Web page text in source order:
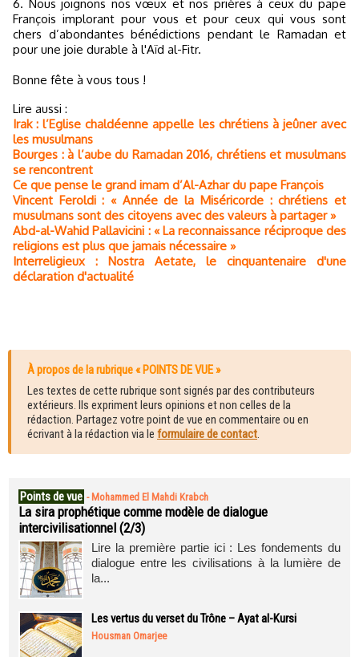
6. Nous joignons nos vœux et nos prières à ceux du pape
François implorant pour vous et pour ceux qui vous sont
chers d’abondantes bénédictions pendant le Ramadan et
pour une joie durable à l'Aïd al-Fitr.
Bonne fête à vous tous !
Lire aussi :
Irak : l’Eglise chaldéenne appelle les chrétiens à jeûner avec
les musulmans
Bourges : à l’aube du Ramadan 2016, chrétiens et musulmans
se rencontrent
Ce que pense le grand imam d’Al-Azhar du pape François
Vincent Feroldi : « Année de la Miséricorde : chrétiens et
musulmans sont des citoyens avec des valeurs à partager »
Abd-al-Wahid Pallavicini : « La reconnaissance réciproque des
religions est plus que jamais nécessaire »
Interreligieux : Nostra Aetate, le cinquantenaire d'une
déclaration d'actualité
À propos de la rubrique « POINTS DE VUE »
Les textes de cette rubrique sont signés par des contributeurs
extérieurs. Ils expriment leurs opinions et non celles de la
rédaction. Partagez votre point de vue en commentaire ou en
écrivant à la rédaction via le formulaire de contact.
Points de vue - Mohammed El Mahdi Krabch
La sira prophétique comme modèle de dialogue
intercivilisationnel (2/3)
Lire la première partie ici : Les fondements du
dialogue entre les civilisations à la lumière de
la...
Les vertus du verset du Trône – Ayat al-Kursi
Housman Omarjee